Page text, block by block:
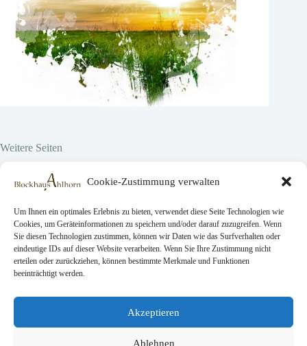
Cookie-Zustimmung verwalten
Um Ihnen ein optimales Erlebnis zu bieten, verwendet diese Seite Technologien wie
Cookies, um Geräteinformationen zu speichern und/oder darauf zuzugreifen. Wenn
Sie diesen Technologien zustimmen, können wir Daten wie das Surfverhalten oder
eindeutige IDs auf dieser Website verarbeiten. Wenn Sie Ihre Zustimmung nicht
erteilen oder zurückziehen, können bestimmte Merkmale und Funktionen
beeinträchtigt werden.
Akzeptieren
Ablehnen
Weitere Seiten
Projekte
Über uns
Lavori
Rechtliche Seiten
AGB
Impressum